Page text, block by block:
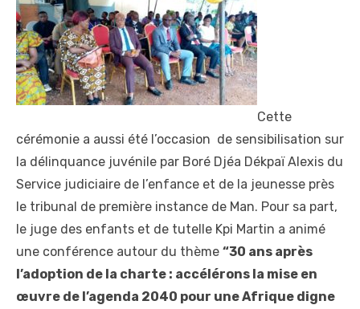
Cette
cérémonie a aussi été l’occasion de sensibilisation sur
la délinquance juvénile par Boré Djéa Dékpaï Alexis du
Service judiciaire de l’enfance et de la jeunesse près
le tribunal de première instance de Man. Pour sa part,
le juge des enfants et de tutelle Kpi Martin a animé
une conférence autour du thème “30 ans après
l’adoption de la charte : accélérons la mise en
œuvre de l’agenda 2040 pour une Afrique digne